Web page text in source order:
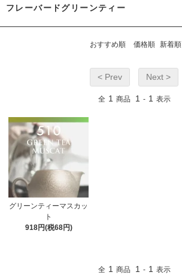
フレーバードグリーンティー
おすすめ順 価格順 新着順
< Prev Next >
全 1 商品 1 - 1 表示
グリーンティーマスカッ
ト
918円(税68円)
全 1 商品 1 - 1 表示